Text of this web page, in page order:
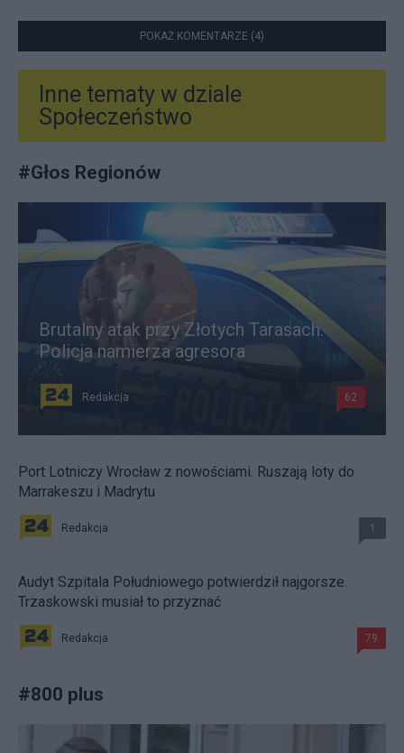
POKAŻ KOMENTARZE (4)
Inne tematy w dziale
Społeczeństwo
#Głos Regionów
Brutalny atak przy Złotych Tarasach.
Policja namierza agresora
Redakcja 62
Port Lotniczy Wrocław z nowościami. Ruszają loty do
Marrakeszu i Madrytu
Redakcja 1
Audyt Szpitala Południowego potwierdził najgorsze.
Trzaskowski musiał to przyznać
Redakcja 79
#800 plus